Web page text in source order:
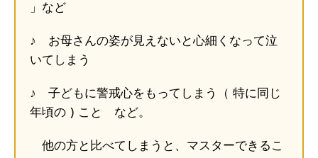
」など
♪ お母さんの姿が見えないと心細くなって泣
いてしまう
♪ 子どもに警戒心をもってしまう（ 特に同じ
年頃の ) こと など。
他の方と比べてしまうと、マスターできるこ